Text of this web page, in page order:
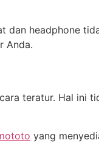
dan headphone
Anda.
teratur. Hal ini
yang